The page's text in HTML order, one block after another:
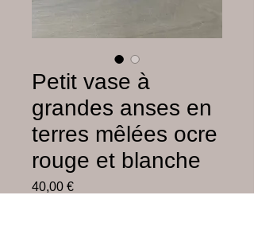
Petit vase à
grandes anses en
terres mêlées ocre
rouge et blanche
40,00 €Prix